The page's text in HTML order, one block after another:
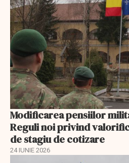
Modificarea pensiilor
Reguli noi privind
de stagiu de cotizare
24 IUNIE 2026